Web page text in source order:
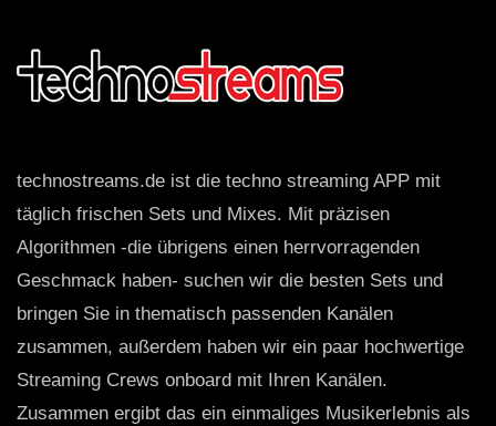
technostreams.de ist die techno streaming APP mit
täglich frischen Sets und Mixes. Mit präzisen
Algorithmen -die übrigens einen herrvorragenden
Geschmack haben- suchen wir die besten Sets und
bringen Sie in thematisch passenden Kanälen
zusammen, außerdem haben wir ein paar hochwertige
Streaming Crews onboard mit Ihren Kanälen.
Zusammen ergibt das ein einmaliges Musikerlebnis als